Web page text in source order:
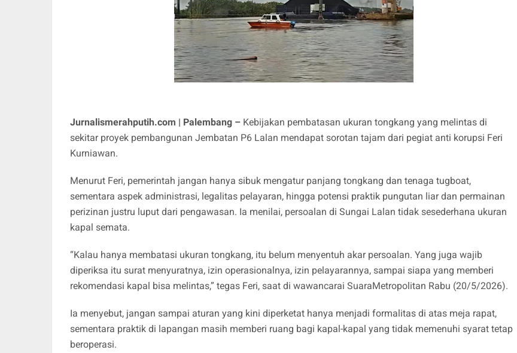
Jurnalismerahputih.com | Palembang – Kebijakan pembatasan ukuran tongkang yang melintas di
sekitar proyek pembangunan Jembatan P6 Lalan mendapat sorotan tajam dari pegiat anti korupsi Feri
Kurniawan.
​Menurut Feri, pemerintah jangan hanya sibuk mengatur panjang tongkang dan tenaga tugboat,
sementara aspek administrasi, legalitas pelayaran, hingga potensi praktik pungutan liar dan permainan
perizinan justru luput dari pengawasan. Ia menilai, persoalan di Sungai Lalan tidak sesederhana ukuran
kapal semata.
​“Kalau hanya membatasi ukuran tongkang, itu belum menyentuh akar persoalan. Yang juga wajib
diperiksa itu surat menyuratnya, izin operasionalnya, izin pelayarannya, sampai siapa yang memberi
rekomendasi kapal bisa melintas,” tegas Feri, saat di wawancarai SuaraMetropolitan Rabu (20/5/2026).
​Ia menyebut, jangan sampai aturan yang kini diperketat hanya menjadi formalitas di atas meja rapat,
sementara praktik di lapangan masih memberi ruang bagi kapal-kapal yang tidak memenuhi syarat tetap
beroperasi.